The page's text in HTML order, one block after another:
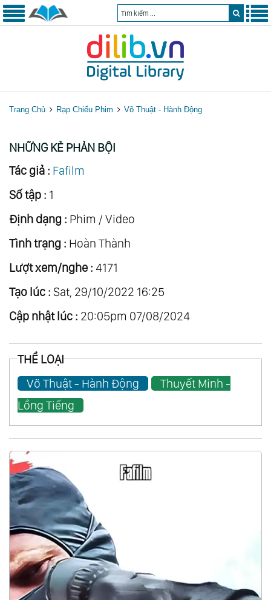
Trang Chủ Rạp Chiếu Phim Võ Thuật - Hành Động
NHỮNG KẺ PHẢN BỘI
Tác giả : Fafilm
Số tập : 1
Định dạng : Phim / Video
Tình trạng : Hoàn Thành
Lượt xem/nghe : 4171
Tạo lúc : Sat, 29/10/2022 16:25
Cập nhật lúc : 20:05pm 07/08/2024
THỂ LOẠI
Võ Thuật - Hành Động
Thuyết Minh -
Lồng Tiếng